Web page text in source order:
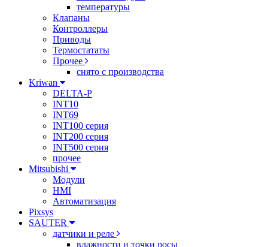
температуры
Клапаны
Контроллеры
Приводы
Термостататы
Прочее
снято с производства
Kriwan
DELTA-P
INT10
INT69
INT100 серия
INT200 серия
INT500 серия
прочее
Mitsubishi
Модули
HMI
Автоматизация
Pixsys
SAUTER
датчики и реле
влажности и точки росы